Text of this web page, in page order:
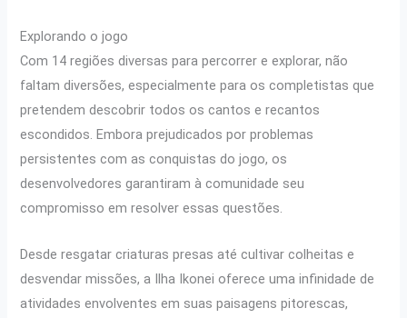
Explorando o jogo
Com 14 regiões diversas para percorrer e explorar, não
faltam diversões, especialmente para os completistas que
pretendem descobrir todos os cantos e recantos
escondidos. Embora prejudicados por problemas
persistentes com as conquistas do jogo, os
desenvolvedores garantiram à comunidade seu
compromisso em resolver essas questões.
Desde resgatar criaturas presas até cultivar colheitas e
desvendar missões, a Ilha Ikonei oferece uma infinidade de
atividades envolventes em suas paisagens pitorescas,